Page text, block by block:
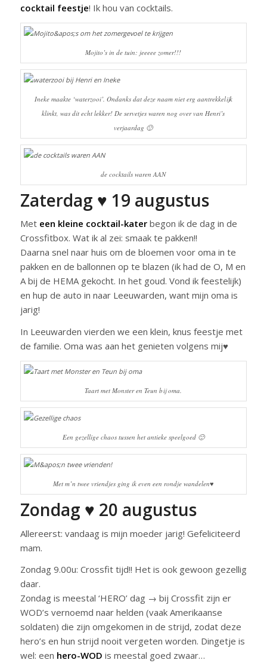
cocktail feestje! Ik hou van cocktails.
Mojito’s in de tuin: jeeeee zomer!!!
Ineke maakte ‘waterzooi’. Ondanks dat deze naam niet erg aantrekkelijk
klinkt, was dit echt lekker! De servetjes waren nog over van Henri’s
verjaardag 🙂
de cocktails waren AAN
Zaterdag ♥ 19 augustus
Met een kleine cocktail-katerbegon ik de dag in de
Crossfitbox. Wat ik al zei: smaak te pakken!!
Daarna snel naar huis om de bloemen voor oma in te
pakken en de ballonnen op te blazen (ik had de O, M en
A bij de HEMA gekocht. In het goud. Vond ik feestelijk)
en hup de auto in naar Leeuwarden, want mijn oma is
jarig!
In Leeuwarden vierden we een klein, knus feestje met
de familie. Oma was aan het genieten volgens mij♥
Taart met Monster en Teun bij oma.
Een gezellige chaos tussen het antieke speelgoed 🙂
Met m’n twee vriendjes ging ik even een rondje wandelen♥
Zondag ♥ 20 augustus
Allereerst: vandaag is mijn moeder jarig! Gefeliciteerd
mam.
Zondag 9.00u: Crossfit tijd!! Het is ook gewoon gezellig
daar.
Zondag is meestal ‘HERO’ dag → bij Crossfit zijn er
WOD’s vernoemd naar helden (vaak Amerikaanse
soldaten) die zijn omgekomen in de strijd, zodat deze
hero’s en hun strijd nooit vergeten worden. Dingetje is
wel: een hero-WOD is meestal goed zwaar…